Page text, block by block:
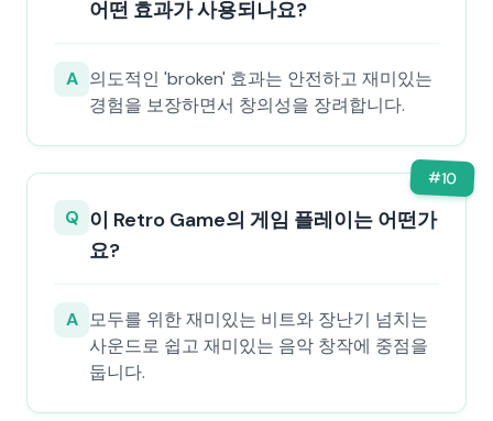
어떤 효과가 사용되나요?
A 의도적인 'broken' 효과는 안전하고 재미있는
경험을 보장하면서 창의성을 장려합니다.
#10
Q 이 Retro Game의 게임 플레이는 어떤가
요?
A 모두를 위한 재미있는 비트와 장난기 넘치는
사운드로 쉽고 재미있는 음악 창작에 중점을
둡니다.